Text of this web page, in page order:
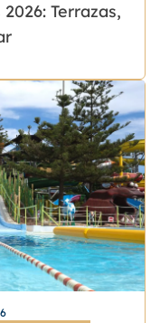
Terrazas,